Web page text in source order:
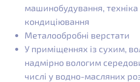
машинобудування, техніка
кондиціювання
Металообробні верстати
У приміщеннях із сухим,
надмірно вологим
числі у водно-масляних